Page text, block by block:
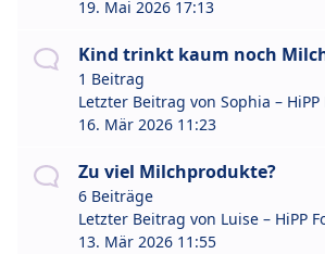
19. Mai 2026 17:13
Kind trinkt kaum noch
1 Beitrag
Letzter Beitrag von Sophia –
16. Mär 2026 11:23
Zu viel Milchprodukte?
6 Beiträge
Letzter Beitrag von Luise – HiPP
13. Mär 2026 11:55